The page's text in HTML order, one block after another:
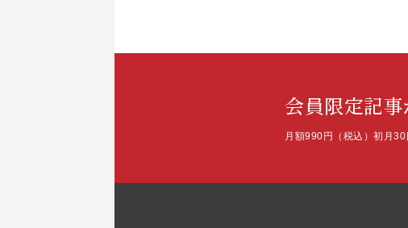
会員限定記事
月額990円（税込）初月30